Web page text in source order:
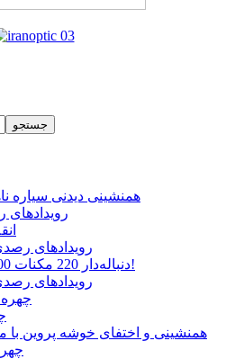
جستجو
همنشینی دیدنی سیاره
رویدادهای رصدی 6 تا
رویدادهای رصدی 23 تا 31 خرداد
دنباله‌دار 220 مکنات 8000 برابر درخشان شد!
رویدادهای رصدی 16 تا 22 خرداد
چهره
همنشینی و اختفای خوشه پروین با ماه - 30